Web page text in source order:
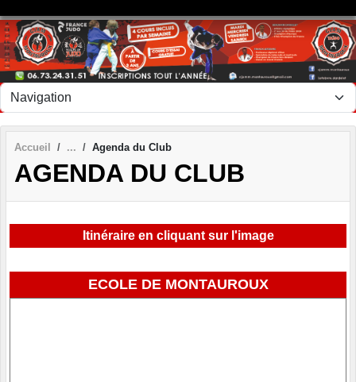
Accueil Agenda du Club
AGENDA DU CLUB
Itinéraire en cliquant sur l'image
ECOLE DE MONTAUROUX